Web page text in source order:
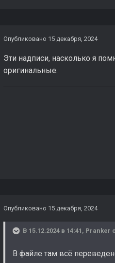
Опубликовано 15 декабря, 2024
Эти надписи, насколько я
оригинальные.
Опубликовано 15 декабря, 2024
В 15.12.2024 в 14:41, Pranker
В файле там всё